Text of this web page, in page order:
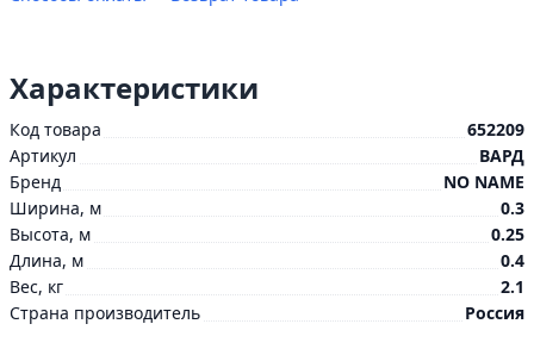
Характеристики
Код товара
652209
Артикул
ВАРД
Бренд
NO NAME
Ширина, м
0.3
Высота, м
0.25
Длина, м
0.4
Вес, кг
2.1
Страна производитель
Россия